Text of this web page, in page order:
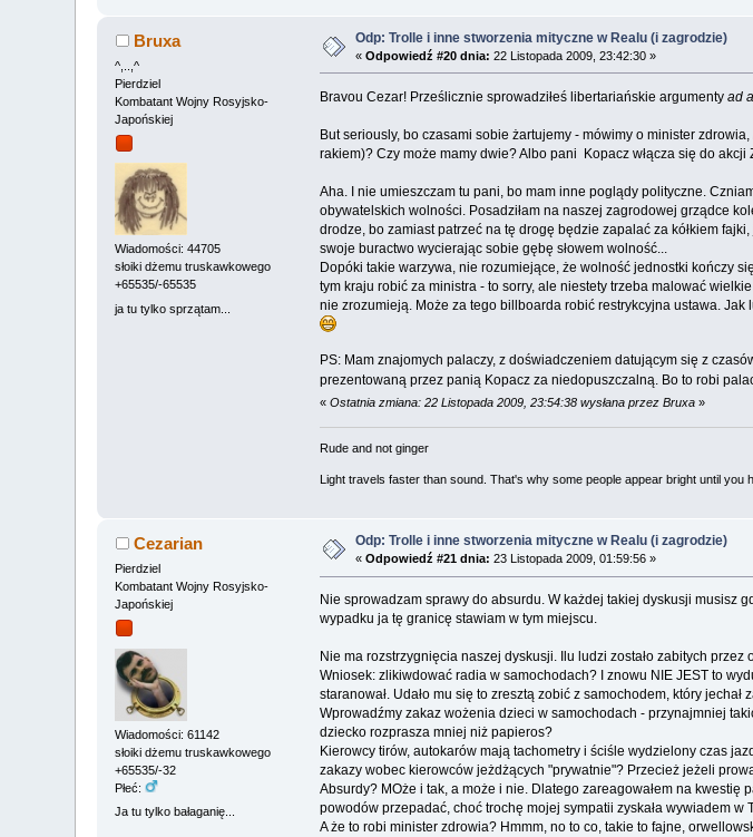
Bruxa
^,..,^
Pierdziel
Kombatant Wojny Rosyjsko-
Japońskiej
Wiadomości: 44705
słoiki dżemu truskawkowego
+65535/-65535
ja tu tylko sprzątam...
Odp: Trolle i inne stworzenia mityczne w Realu (i zagrodzie)
«Odpowiedź #20 dnia: 22 Listopada 2009, 23:42:30 »
Bravou Cezar! Prześlicznie sprowadziłeś libertariańskie argumenty ad
But seriously, bo czasami sobie żartujemy - mówimy o minister zdrowia,
rakiem)? Czy może mamy dwie? Albo pani Kopacz włącza się do
Aha. I nie umieszczam tu pani, bo mam inne poglądy polityczne.
obywatelskich wolności. Posadziłam na naszej zagrodowej grządce
drodze, bo zamiast patrzeć na tę drogę będzie zapalać za kółkiem
swoje buractwo wycierając sobie gębę słowem wolność...
Dopóki takie warzywa, nie rozumiejące, że wolność jednostki kończy
tym kraju robić za ministra - to sorry, ale niestety trzeba malować
nie zrozumieją. Może za tego billboarda robić restrykcyjna ustawa.
PS: Mam znajomych palaczy, z doświadczeniem datującym się z
prezentowaną przez panią Kopacz za niedopuszczalną. Bo to robi
« Ostatnia zmiana: 22 Listopada 2009, 23:54:38 wysłana przez Bruxa»
Rude and not ginger
Light travels faster than sound. That's why some people appear bright until you
Cezarian
Pierdziel
Kombatant Wojny Rosyjsko-
Japońskiej
Wiadomości: 61142
słoiki dżemu truskawkowego
+65535/-32
Płeć:
Ja tu tylko bałaganię...
Odp: Trolle i inne stworzenia mityczne w Realu (i zagrodzie)
«Odpowiedź #21 dnia: 23 Listopada 2009, 01:59:56 »
Nie sprowadzam sprawy do absurdu. W każdej takiej dyskusji musisz
wypadku ja tę granicę stawiam w tym miejscu.
Nie ma rozstrzygnięcia naszej dyskusji. Ilu ludzi zostało zabitych przez
Wniosek: zlikiwdować radia w samochodach? I znowu NIE JEST to
staranował. Udało mu się to zresztą zobić z samochodem, który jechał
Wprowadźmy zakaz wożenia dzieci w samochodach - przynajmniej
dziecko rozprasza mniej niż papieros?
Kierowcy tirów, autokarów mają tachometry i ściśle wydzielony czas
zakazy wobec kierowców jeżdżących "prywatnie"? Przecież jeżeli
Absurdy? MOże i tak, a może i nie. Dlatego zareagowałem na
powodów przepadać, choć trochę mojej sympatii zyskała wywiadem w
A że to robi minister zdrowia? Hmmm, no to co, takie to fajne,